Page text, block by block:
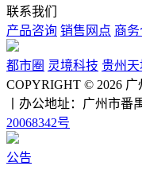
联系我们
产品咨询 销售网点 商
都市圈 灵境科技 贵州天
COPYRIGHT © 2026
丨办公地址：广州市番
20068342号
公告